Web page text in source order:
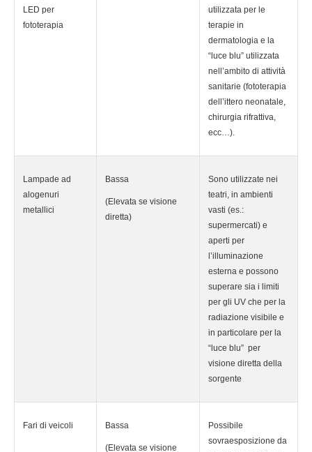
LED per
fototerapia
utilizzata per le
terapie in
dermatologia e la
“luce blu” utilizzata
nell’ambito di attività
sanitarie (fototerapia
dell’ittero neonatale,
chirurgia rifrattiva,
ecc…).
Lampade ad
alogenuri
metallici
Bassa
(Elevata se visione
diretta)
Sono utilizzate nei
teatri, in ambienti
vasti (es.:
supermercati) e
aperti per
l’illuminazione
esterna e possono
superare sia i limiti
per gli UV che per la
radiazione visibile e
in particolare per la
“luce blu” per
visione diretta della
sorgente
Fari di veicoli Bassa
(Elevata se visione
Possibile
sovraesposizione da